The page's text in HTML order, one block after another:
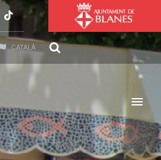
CATALÀ